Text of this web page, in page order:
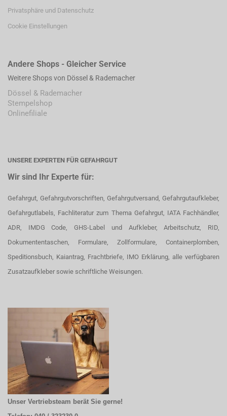
Privatsphäre und Datenschutz
Cookie Einstellungen
Andere Shops - Gleicher Service
Weitere Shops von Dössel & Rademacher
Dössel & Rademacher
Stempelshop
Onlinefiliale
UNSERE EXPERTEN FÜR GEFAHRGUT
Wir sind Ihr Experte für:
Gefahrgut, Gefahrgutvorschriften, Gefahrgutversand, Gefahrgutaufkleber,
Gefahrgutlabels, Fachliteratur zum Thema Gefahrgut, IATA Fachhändler,
ADR, IMDG Code, GHS-Label und Aufkleber, Arbeitschutz, RID,
Dokumententaschen, Formulare, Zollformulare, Containerplomben,
Speditionsbuch, Kaiantrag, Frachtbriefe, IMO Erklärung, alle verfügbaren
Zusatzaufkleber sowie schriftliche Weisungen.
Unser Vertriebsteam berät Sie gerne!